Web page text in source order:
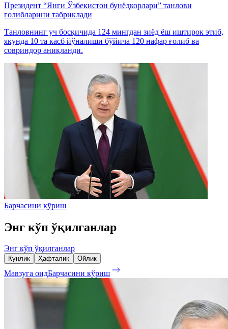
Президент “Янги Ўзбекистон бунёдкорлари” танлови
ғолибларини табриклади
Танловнинг уч босқичида 124 мингдан зиёд ёш иштирок этиб,
якунда 10 та касб йўналиши бўйича 120 нафар ғолиб ва
совриндор аниқланди.
Барчасини кўриш
Энг кўп ўқилганлар
Энг кўп ўқилганлар
Кунлик Ҳафталик Ойлик
Мавзуга оидБарчасини кўриш